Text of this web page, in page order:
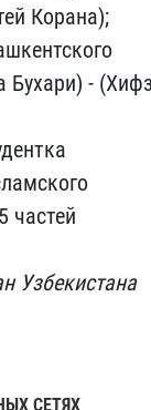
Корана);
Бухари) -
частей
Узбекистана
СЕТЯХ